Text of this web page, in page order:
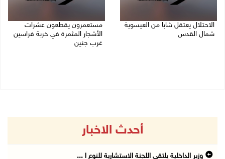
الاحتلال يعتقل شابا من العيسوية
شمال القدس
مستعمرون يقطعون عشرات
الأشجار المثمرة في خربة فراسين
غرب جنين
أحدث الاخبار
وزير الداخلية يلتقي اللجنة الاستشارية للنوع ا ...